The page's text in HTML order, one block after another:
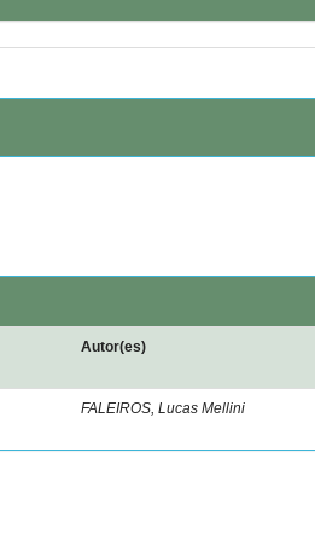
Autor(es)
FALEIROS, Lucas Mellini